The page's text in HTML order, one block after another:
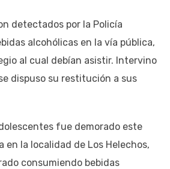
detectados por la Policía
alcohólicas en la vía pública,
al cual debían asistir. Intervino
dispuso su restitución a sus
fue demorado este
en la localidad de Los Helechos,
consumiendo bebidas